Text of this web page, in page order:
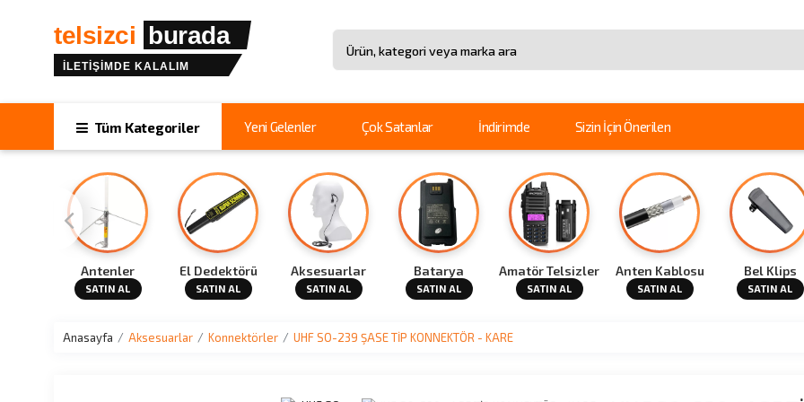
telsizci burada
İLETİŞİMDE KALALIM Site içinde arama
Tüm Kategoriler Yeni Gelenler Çok Satanlar İndirimde Sizin İçin Önerilen
Antenler
SATIN AL
El Dedektörü
SATIN AL
Aksesuarlar
SATIN AL
Batarya
SATIN AL
Amatör Telsizler
SATIN AL
Anten Kablosu
SATIN AL
Bel Klips
SATIN AL
Anasayfa Aksesuarlar Konnektörler UHF SO-239 ŞASE TİP KONNEKTÖR - KARE